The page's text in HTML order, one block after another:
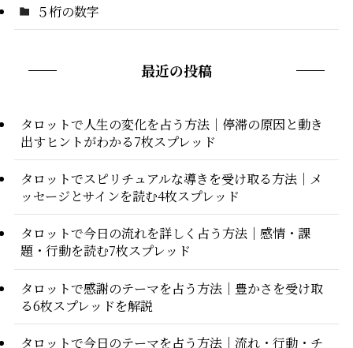
５桁の数字
最近の投稿
タロットで人生の変化を占う方法｜停滞の原因と動き
出すヒントがわかる7枚スプレッド
タロットでスピリチュアルな導きを受け取る方法｜メ
ッセージとサインを読む4枚スプレッド
タロットで今日の流れを詳しく占う方法｜感情・課
題・行動を読む7枚スプレッド
タロットで感謝のテーマを占う方法｜豊かさを受け取
る6枚スプレッドを解説
タロットで今日のテーマを占う方法｜流れ・行動・チ